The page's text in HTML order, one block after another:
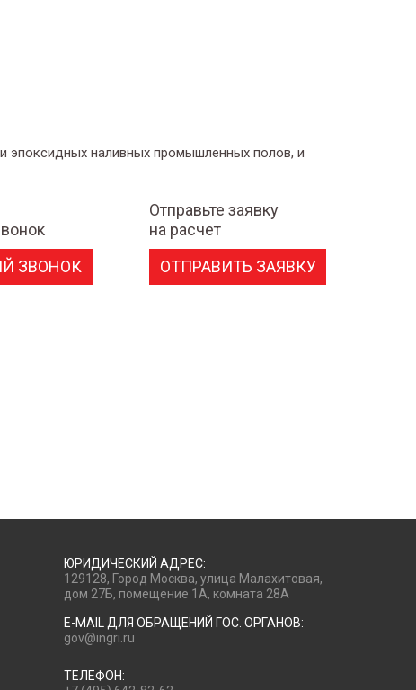
эпоксидных наливных промышленных полов, и
ЗВОНОК
Отправьте заявку
на расчет
ОТПРАВИТЬ ЗАЯВКУ
ЮРИДИЧЕСКИЙ АДРЕС:
129128, Город Москва, улица Малахитовая,
дом 27Б, помещение 1А, комната 28А
E-MAIL ДЛЯ ОБРАЩЕНИЙ ГОС. ОРГАНОВ:
gov@ingri.ru
ТЕЛЕФОН: